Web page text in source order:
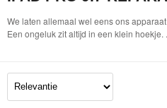
We laten allemaal wel eens ons
Een ongeluk zit altijd in een klein hoekje.